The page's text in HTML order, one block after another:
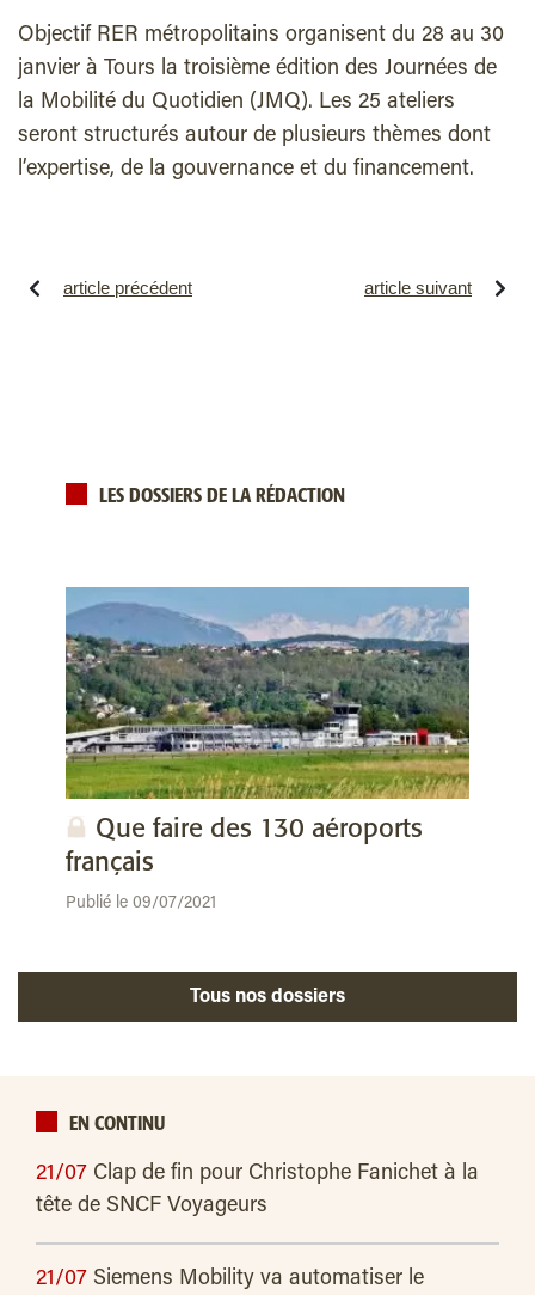
Objectif RER métropolitains organisent du 28 au 30
janvier à Tours la troisième édition des Journées de
la Mobilité du Quotidien (JMQ). Les 25 ateliers
seront structurés autour de plusieurs thèmes dont
l’expertise, de la gouvernance et du financement.
article précédent article suivant
LES DOSSIERS DE LA RÉDACTION
Que faire des 130 aéroports
français
Publié le 09/07/2021
Tous nos dossiers
EN CONTINU
21/07 Clap de fin pour Christophe Fanichet à la
tête de SNCF Voyageurs
21/07 Siemens Mobility va automatiser le